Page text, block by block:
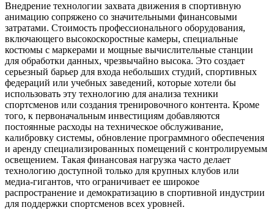
Внедрение технологии захвата движения в спортивную
анимацию сопряжено со значительными финансовыми
затратами. Стоимость профессионального оборудования,
включающего высокоскоростные камеры, специальные
костюмы с маркерами и мощные вычислительные станции
для обработки данных, чрезвычайно высока. Это создает
серьезный барьер для входа небольших студий, спортивных
федераций или учебных заведений, которые хотели бы
использовать эту технологию для анализа техники
спортсменов или создания тренировочного контента. Кроме
того, к первоначальным инвестициям добавляются
постоянные расходы на техническое обслуживание,
калибровку системы, обновление программного обеспечения
и аренду специализированных помещений с контролируемым
освещением. Такая финансовая нагрузка часто делает
технологию доступной только для крупных клубов или
медиа-гигантов, что ограничивает ее широкое
распространение и демократизацию в спортивной индустрии
для поддержки спортсменов всех уровней.